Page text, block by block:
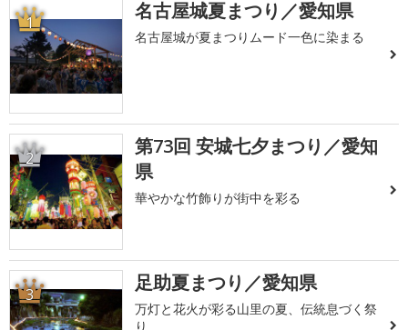
1 名古屋城夏まつり／愛知県
名古屋城が夏まつりムード一色に染まる
2
第73回 安城七夕まつり／愛知
県
華やかな竹飾りが街中を彩る
3 足助夏まつり／愛知県
万灯と花火が彩る山里の夏、伝統息づく祭
り